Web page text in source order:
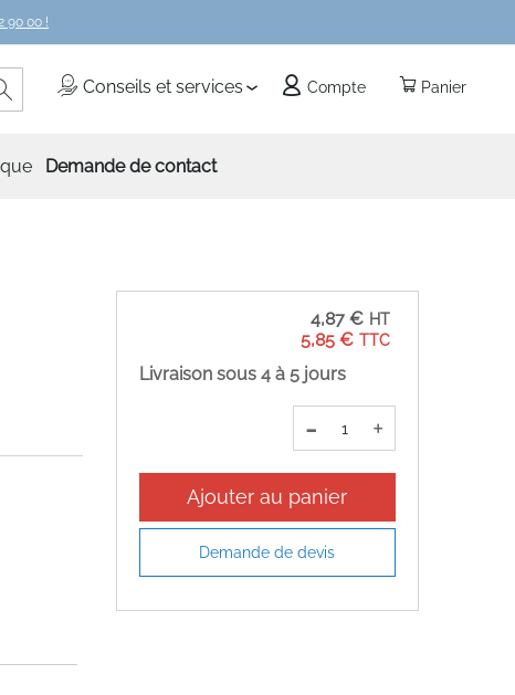
90 00 !
Panier
Conseils et services Compte
Rechercher
Demande de contact
5,85 €
4,87 €
Livraison sous 4 à 5 jours
- +
Ajouter au panier
Demande de devis